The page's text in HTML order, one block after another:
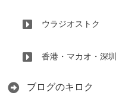
ウラジオストク
香港・マカオ・深圳
ブログのキロク